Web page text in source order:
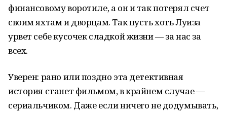
финансовому воротиле, а он и так потерял счет
своим яхтам и дворцам. Так пусть хоть Луиза
урвет себе кусочек сладкой жизни — за нас за
всех.
Уверен: рано или поздно эта детективная
история станет фильмом, в крайнем случае —
сериальчиком. Даже если ничего не додумывать,